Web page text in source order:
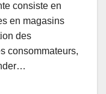
consiste en
en magasins
des
consommateurs,